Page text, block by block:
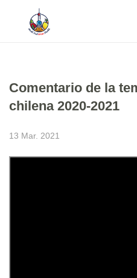
Comentario de la
chilena 2020-2021
13 Mar. 2021